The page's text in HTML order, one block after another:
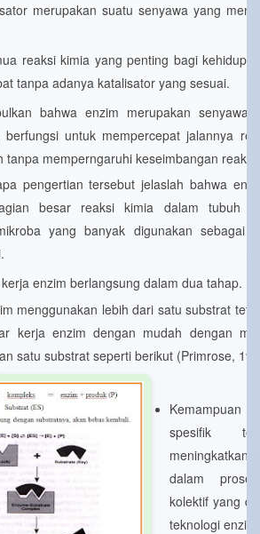
merupakan suatu senyawa yang
reaksi kimia yang penting bagi
tanpa adanya katalisator yang sesuai.
bahwa enzim merupakan senyawa
untuk mempercepat jalannya
tanpa memperngaruhi keseimbangan
pengertian tersebut jelaslah bahwa
besar reaksi kimia dalam tubuh
yang banyak digunakan sebagai
enzim berlangsung dalam dua tahap.
menggunakan lebih dari satu substrat
kerja enzim dengan mudah dengan
satu substrat seperti berikut (Primrose,
Kemampuan
spesifik
dalam
kolektif yang
teknologi